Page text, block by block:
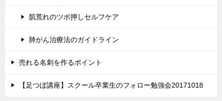
肌荒れのツボ押しセルフケア
肺がん治療法のガイドライン
売れる名刺を作るポイント
【足つぼ講座】スクール卒業生のフォロー勉強会20171018